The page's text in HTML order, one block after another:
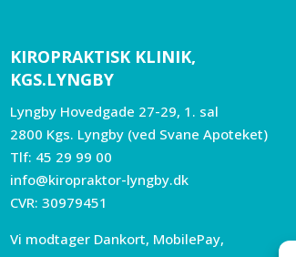
KIROPRAKTISK KLINIK,
KGS.LYNGBY
Lyngby Hovedgade 27-29, 1. sal
2800 Kgs. Lyngby (ved Svane Apoteket)
Tlf: 45 29 99 00
info@kiropraktor-lyngby.dk
CVR: 30979451
Vi modtager Dankort, MobilePay,